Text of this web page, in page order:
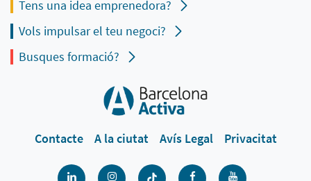
Tens una idea emprenedora?
Vols impulsar el teu negoci?
Busques formació?
Contacte A la ciutat Avís Legal Privacitat